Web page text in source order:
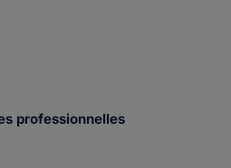
professionnelles